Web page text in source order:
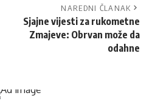
NAREDNI ČLANAK
Sjajne vijesti za rukometne
Zmajeve: Obrvan može da
odahne